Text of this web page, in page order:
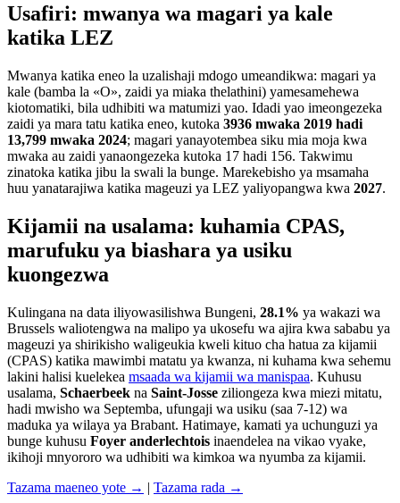
Usafiri: mwanya wa magari ya kale
katika LEZ
Mwanya katika eneo la uzalishaji mdogo umeandikwa: magari ya
kale (bamba la «O», zaidi ya miaka thelathini) yamesamehewa
kiotomatiki, bila udhibiti wa matumizi yao. Idadi yao imeongezeka
zaidi ya mara tatu katika eneo, kutoka 3936 mwaka 2019 hadi
13,799 mwaka 2024; magari yanayotembea siku mia moja kwa
mwaka au zaidi yanaongezeka kutoka 17 hadi 156. Takwimu
zinatoka katika jibu la swali la bunge. Marekebisho ya msamaha
huu yanatarajiwa katika mageuzi ya LEZ yaliyopangwa kwa 2027.
Kijamii na usalama: kuhamia CPAS,
marufuku ya biashara ya usiku
kuongezwa
Kulingana na data iliyowasilishwa Bungeni, 28.1% ya wakazi wa
Brussels waliotengwa na malipo ya ukosefu wa ajira kwa sababu ya
mageuzi ya shirikisho waligeukia kweli kituo cha hatua za kijamii
(CPAS) katika mawimbi matatu ya kwanza, ni kuhama kwa sehemu
lakini halisi kuelekea msaada wa kijamii wa manispaa. Kuhusu
usalama, Schaerbeek na Saint-Josse ziliongeza kwa miezi mitatu,
hadi mwisho wa Septemba, ufungaji wa usiku (saa 7-12) wa
maduka ya wilaya ya Brabant. Hatimaye, kamati ya uchunguzi ya
bunge kuhusu Foyer anderlechtois inaendelea na vikao vyake,
ikihoji mnyororo wa udhibiti wa kimkoa wa nyumba za kijamii.
Tazama maeneo yote → | Tazama rada →